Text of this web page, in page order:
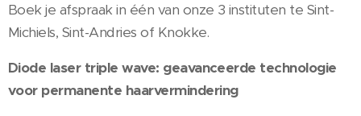
Boek je afspraak in één van onze 3 instituten te Sint-
Michiels, Sint-Andries of Knokke.
Diode laser triple wave: geavanceerde technologie
voor permanente haarvermindering